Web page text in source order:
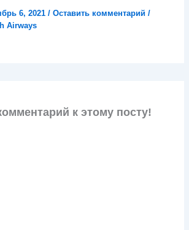
6, 2021/Оставить комментарий /
Airways
к этому посту!